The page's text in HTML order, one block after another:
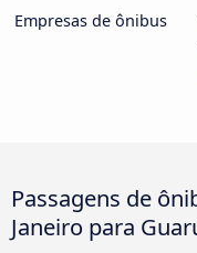
Empresas de ônibus
Passagens de
Janeiro para